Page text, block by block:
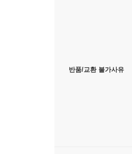
반품/교환 불가사유